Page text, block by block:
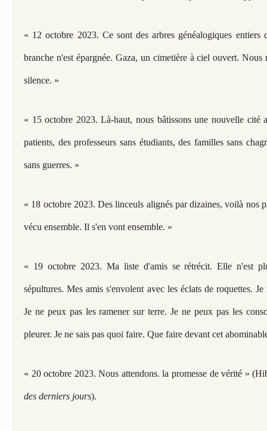
« 12 octobre 2023. Ce sont des arbres généalogiques entiers
branche n'est épargnée. Gaza, un cimetière à ciel ouvert. Nous
silence. »
« 15 octobre 2023. Là-haut, nous bâtissons une nouvelle cité
patients, des professeurs sans étudiants, des familles sans
sans guerres. »
« 18 octobre 2023. Des linceuls alignés par dizaines, voilà nos
vécu ensemble. Il s'en vont ensemble. »
« 19 octobre 2023. Ma liste d'amis se rétrécit. Elle n'est
sépultures. Mes amis s'envolent avec les éclats de roquettes.
Je ne peux pas les ramener sur terre. Je ne peux pas les
pleurer. Je ne sais pas quoi faire. Que faire devant cet
« 20 octobre 2023. Nous attendons. la promesse de vérité »
des derniers jours).